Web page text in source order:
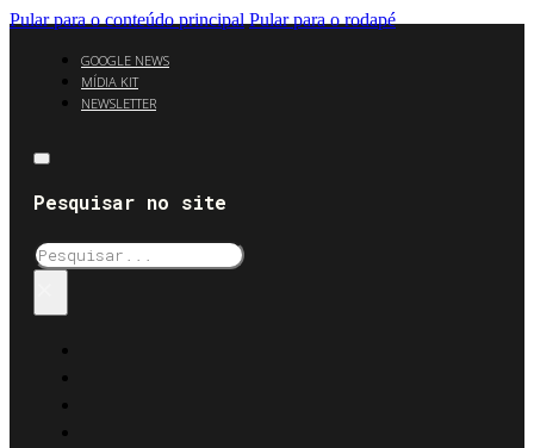
Pular para o conteúdo principal Pular para o rodapé
GOOGLE NEWS
MÍDIA KIT
NEWSLETTER
Pesquisar no site
Pesquisar